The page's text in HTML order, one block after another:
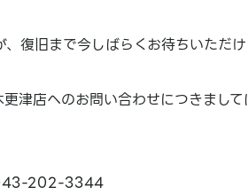
復旧まで今しばらくお待ちいただけ
津店へのお問い合わせにつきまし
202-3344